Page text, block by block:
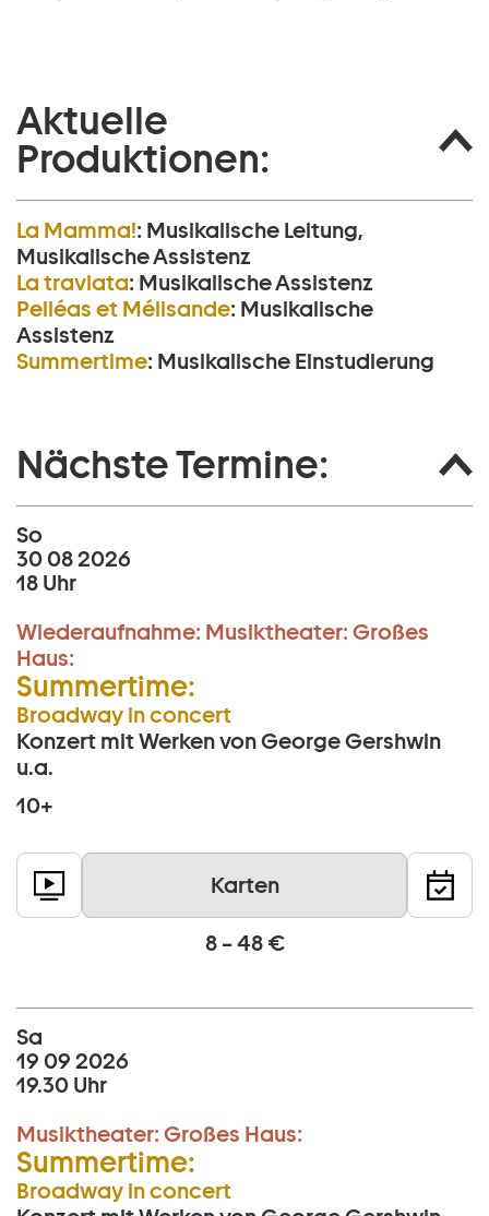
Aktuelle
Produktionen:
La Mamma!: Musikalische Leitung,
Musikalische Assistenz
La traviata: Musikalische Assistenz
Pelléas et Mélisande: Musikalische
Assistenz
Summertime: Musikalische Einstudierung
Nächste Termine:
So
30 08 2026
18 Uhr
Wiederaufnahme: Musiktheater: Großes
Haus:
Summertime:
Broadway in concert
Konzert mit Werken von George Gershwin
u.a.
10+
Karten
8 – 48 €
Sa
19 09 2026
19.30 Uhr
Musiktheater: Großes Haus:
Summertime:
Broadway in concert